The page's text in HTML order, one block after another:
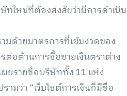
ทใหม่ที่ต้องสงสัยว่ามีการดำเนิน
มด้วยมาตรการที่เข้มงวดของ
อต้านการซื้อขายเงินตราต่าง
ยรายชื่อบริษัททั้ง 11 แห่ง
มว่า “เว็บไซต์การเงินที่มีชื่อ